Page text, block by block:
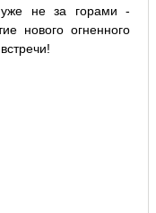
не за горами -
нового огненного